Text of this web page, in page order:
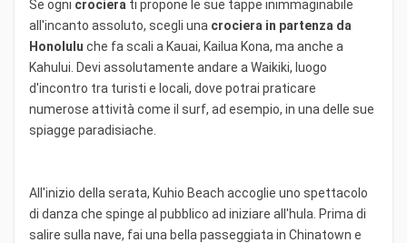
Se ogni crociera ti propone le sue tappe inimmaginabile
all'incanto assoluto, scegli una crociera in partenza da
Honolulu che fa scali a Kauai, Kailua Kona, ma anche a
Kahului. Devi assolutamente andare a Waikiki, luogo
d'incontro tra turisti e locali, dove potrai praticare
numerose attività come il surf, ad esempio, in una delle sue
spiagge paradisiache.
All'inizio della serata, Kuhio Beach accoglie uno spettacolo
di danza che spinge al pubblico ad iniziare all'hula. Prima di
salire sulla nave, fai una bella passeggiata in Chinatown e